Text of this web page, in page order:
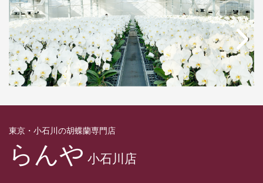
東京・小石川の胡蝶蘭専門店
らんや 小石川店